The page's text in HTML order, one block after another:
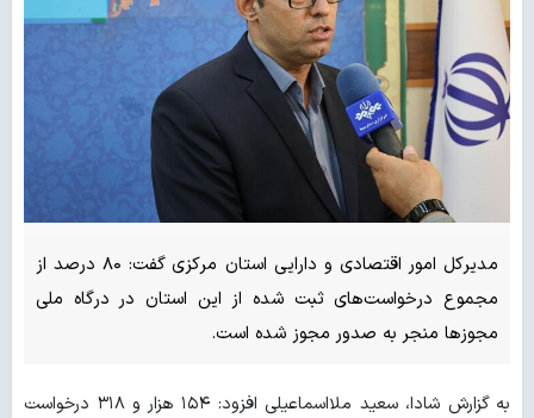
مدیرکل امور اقتصادی و دارایی استان مرکزی گفت: ۸۰ درصد از
مجموع درخواست‌های ثبت شده از این استان در درگاه ملی
مجوزها منجر به صدور مجوز شده است.
به گزارش شادا، سعید ملااسماعیلی افزود: ۱۵۴ هزار و ۳۱۸ درخواست